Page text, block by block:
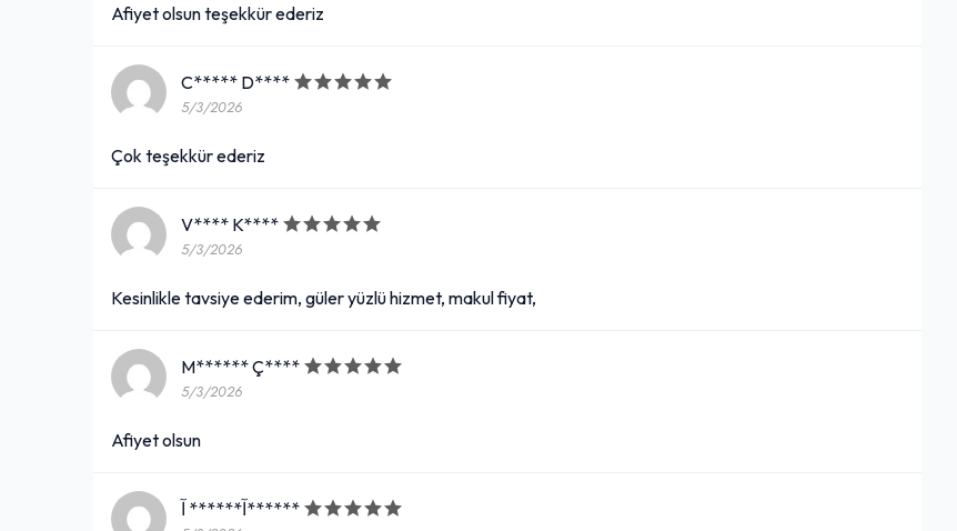
Afiyet olsun teşekkür ederiz
C***** D****
5/3/2026
Çok teşekkür ederiz
V**** K****
5/3/2026
Kesinlikle tavsiye ederim, güler yüzlü hizmet, makul fiyat,
M****** Ç****
5/3/2026
Afiyet olsun
آ****** آ******